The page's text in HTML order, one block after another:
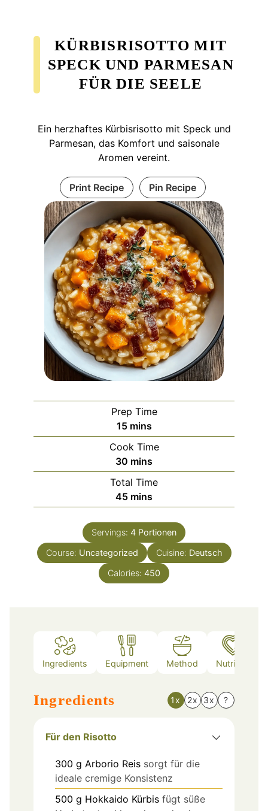
KÜRBISRISOTTO MIT
SPECK UND PARMESAN
FÜR DIE SEELE
Ein herzhaftes Kürbisrisotto mit Speck und
Parmesan, das Komfort und saisonale
Aromen vereint.
Print Recipe Pin Recipe
Prep Time
15minutes
mins
Cook Time
30 minutes
mins
Total Time
45minutes
mins
Servings: 4 Portionen
Course: Uncategorized Cuisine: Deutsch
Calories: 450
Ingredients Equipment Method Nutrition
Ingredients 1x 2x 3x ?
Für den Risotto
300 g Arborio Reis sorgt für die
ideale cremige Konsistenz
500 g Hokkaido Kürbis fügt süße